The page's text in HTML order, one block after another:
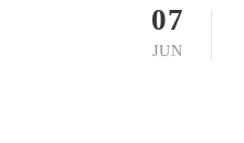
07
JUN